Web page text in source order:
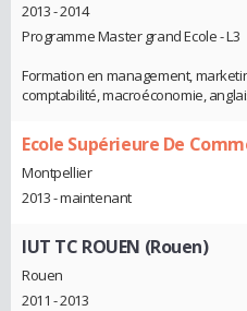
2013 - 2014
Programme Master grand Ecole - L3
Formation en management,
comptabilité, macroéconomie,
Ecole Supérieure De
Montpellier
2013 - maintenant
IUT TC ROUEN (Rouen)
Rouen
2011 - 2013